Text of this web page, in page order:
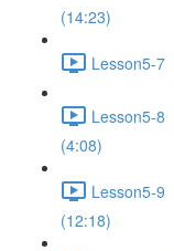
(14:23)
Lesson5-7
Lesson5-8
(4:08)
Lesson5-9
(12:18)